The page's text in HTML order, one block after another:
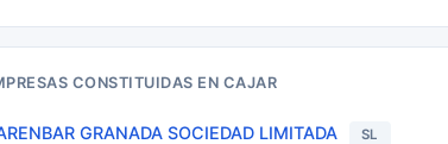
CONSTITUIDAS EN CAJAR
GRANADA SOCIEDAD LIMITADA SL